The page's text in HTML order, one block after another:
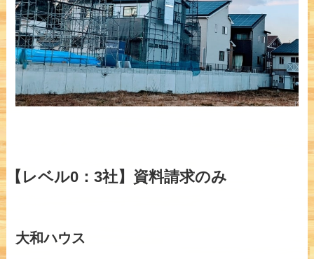
【レベル0：3社】資料請求のみ
大和ハウス